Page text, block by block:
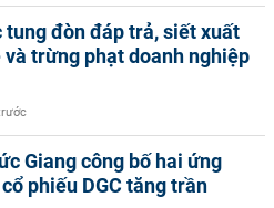
tung đòn đáp trả, siết xuất
và trừng phạt doanh nghiệp
Giang công bố hai ứng
phiếu DGC tăng trần